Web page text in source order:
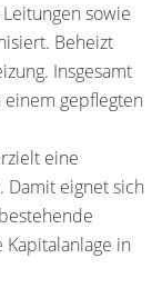
sowie
Beheizt
Insgesamt
gepflegten
eine
Damit eignet sich
in